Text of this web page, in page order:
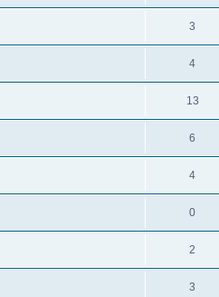
3
4
13
6
4
0
2
3